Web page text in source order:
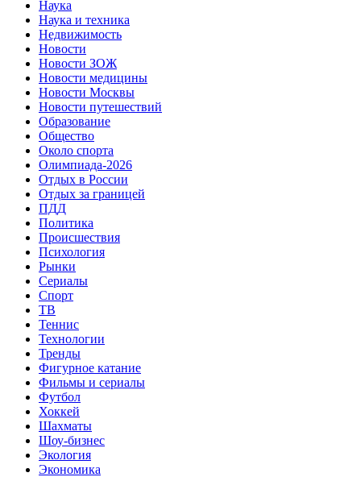
Наука
Наука и техника
Недвижимость
Новости
Новости ЗОЖ
Новости медицины
Новости Москвы
Новости путешествий
Образование
Общество
Около спорта
Олимпиада-2026
Отдых в России
Отдых за границей
ПДД
Политика
Происшествия
Психология
Рынки
Сериалы
Спорт
ТВ
Теннис
Технологии
Тренды
Фигурное катание
Фильмы и сериалы
Футбол
Хоккей
Шахматы
Шоу-бизнес
Экология
Экономика